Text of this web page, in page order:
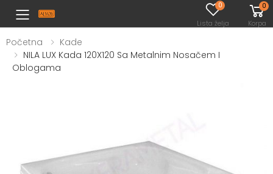
Toggle mobile menu
0
Lista želja
0
Korpa
Početna
Kade
NILA LUX Kada 120X120 Sa Metalnim Nosačem I
Oblogama